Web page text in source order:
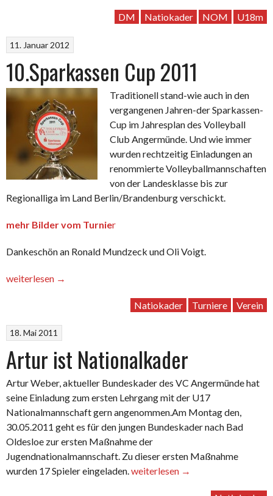
gewinnt
DM Natiokader NOM U18m
11. Januar 2012
10.Sparkassen Cup 2011
Traditionell stand-wie auch in den
vergangenen Jahren-der Sparkassen-
Cup im Jahresplan des Volleyball
Club Angermünde. Und wie immer
wurden rechtzeitig Einladungen an
renommierte Volleyballmannschaften
von der Landesklasse bis zur
Regionalliga im Land Berlin/Brandenburg verschickt.
mehr Bilder vom Turnier
Dankeschön an Ronald Mundzeck und Oli Voigt.
„10.Sparkassen
weiterlesen →
Natiokader Turniere Verein
18. Mai 2011
Artur ist Nationalkader
Artur Weber, aktueller Bundeskader des VC Angermünde hat
seine Einladung zum ersten Lehrgang mit der U17
Nationalmannschaft gern angenommen.Am Montag den,
30.05.2011 geht es für den jungen Bundeskader nach Bad
Oldesloe zur ersten Maßnahme der
Jugendnationalmannschaft. Zu dieser ersten Maßnahme
wurden 17 Spieler eingeladen.„Artur
weiterlesen →